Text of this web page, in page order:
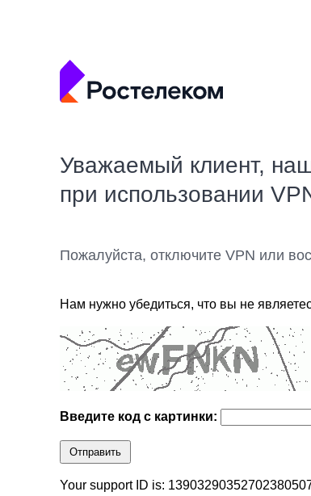
Уважаемый клиент,
при использовании
Пожалуйста, отключите VPN или
Нам нужно убедиться, что вы не
Введите код с картинки:
Отправить
Your support ID is: